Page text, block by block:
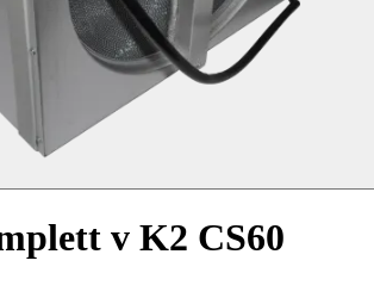
v K2 CS60